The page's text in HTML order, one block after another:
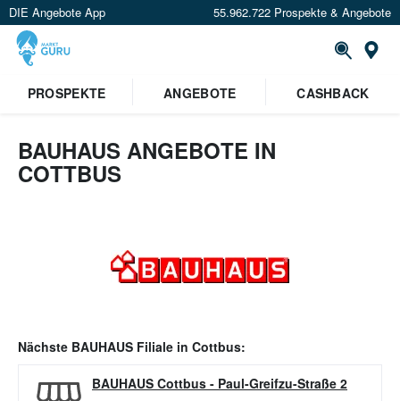
DIE Angebote App 55.962.722 Prospekte & Angebote
PROSPEKTE
ANGEBOTE CASHBACK
BAUHAUS ANGEBOTE IN
COTTBUS
Nächste BAUHAUS Filiale in Cottbus:
BAUHAUS Cottbus - Paul-Greifzu-Straße 2